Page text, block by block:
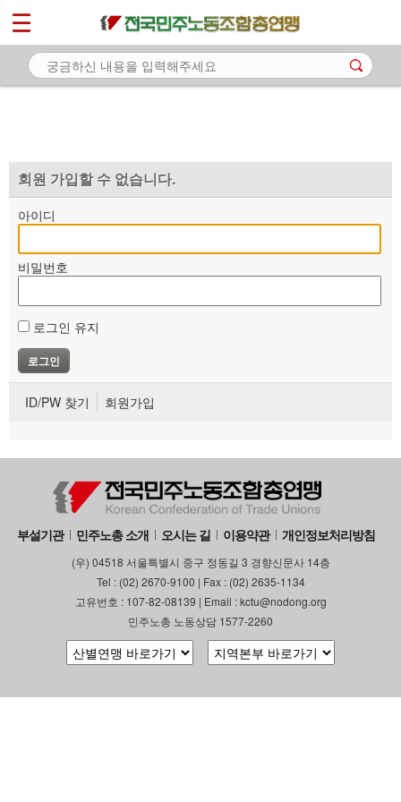
회원 가입할 수 없습니다.
아이디
비밀번호
로그인 유지
ID/PW 찾기 회원가입
부설기관 민주노총 소개 오시는 길 이용약관 개인정보처리방침
(우) 04518 서울특별시 중구 정동길 3 경향신문사 14층
Tel : (02) 2670-9100 | Fax : (02) 2635-1134
고유번호 : 107-82-08139 | Email : kctu@nodong.org
민주노총 노동상담 1577-2260
마이페이지
소개
자료
부설기관